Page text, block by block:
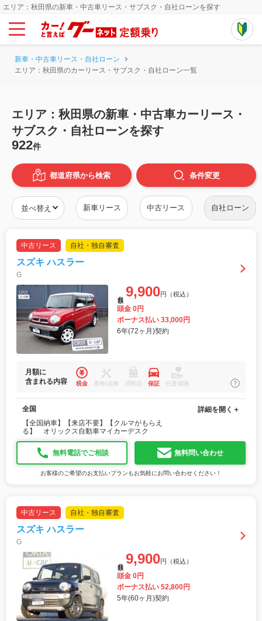
エリア：秋田県の新車・中古車リース・サブスク・自社ローンを探す
新車・中古車リース・自社ローン
エリア：秋田県のカーリース・サブスク・自社ローン一覧
エリア：秋田県の新車・中古車カーリース・
サブスク・自社ローンを探す
922件
都道府県から検索 条件変更
新車リース 中古リース 自社ローン
中古リース 自社・独自審査
スズキ ハスラー
G
9,900円（税込）
頭金 0円
ボーナス払い 33,000円
6年(72ヶ月)契約
月額に
含まれる内容
税金 車検/点検 消耗品 保証 任意保険
全国
【全国納車】【来店不要】【クルマがもらえ
る】 オリックス自動車マイカーデスク
詳細を開く＋
無料電話でご相談 無料問い合わせ
お客様のご希望のお支払いプランもお気軽にお問い合わせください！
中古リース 自社・独自審査
スズキ ハスラー
G
9,900円（税込）
頭金 0円
ボーナス払い 52,800円
5年(60ヶ月)契約